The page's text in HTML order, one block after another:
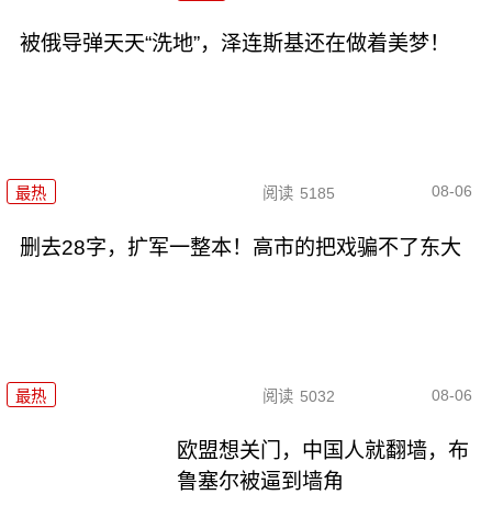
被俄导弹天天“洗地”，泽连斯基还在做着美梦！
最热 阅读 5185 08-06
删去28字，扩军一整本！高市的把戏骗不了东大
最热 阅读 5032 08-06
欧盟想关门，中国人就翻墙，布
鲁塞尔被逼到墙角